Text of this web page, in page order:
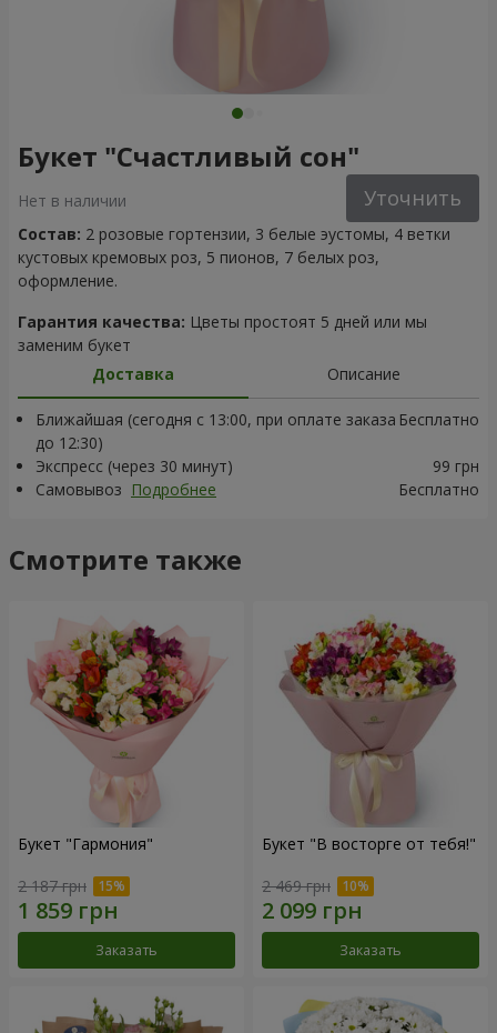
Букет "Счастливый сон"
Нет в наличии Уточнить
Состав: 2 розовые гортензии, 3 белые эустомы, 4 ветки
кустовых кремовых роз, 5 пионов, 7 белых роз,
оформление.
Гарантия качества: Цветы простоят 5 дней или мы
заменим букет
Доставка
Описание
Ближайшая (сегодня с 13:00, при оплате заказа
до 12:30)
Бесплатно
Экспресс (через 30 минут)
99 грн
Самовывоз Подробнее Бесплатно
Смотрите также
Букет "Гармония"
2 187 грн
Заказать
Букет "В восторге от тебя!"
2 469 грн
Заказать